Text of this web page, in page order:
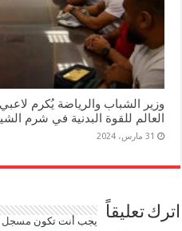
وزير الشباب والرياضة يُكرم
العالم للقوة البدنية في شرم
31 مارس، 2024
اترك تعليقاً يجب أنت تكون مسجل